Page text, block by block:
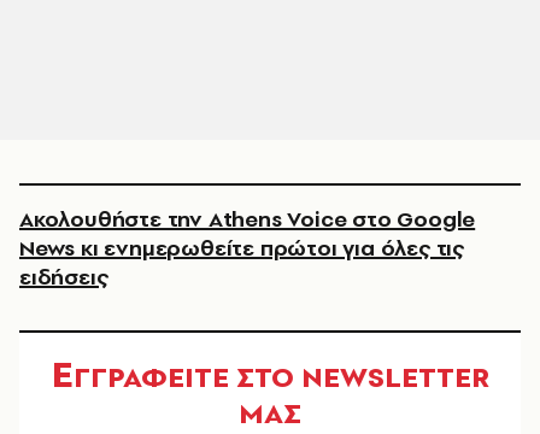
Ακολουθήστε την Athens Voice στο Google
News κι ενημερωθείτε πρώτοι για όλες τις
ειδήσεις
ΕΓΓΡΑΦΕΙΤΕ ΣΤΟ NEWSLETTER
ΜΑΣ